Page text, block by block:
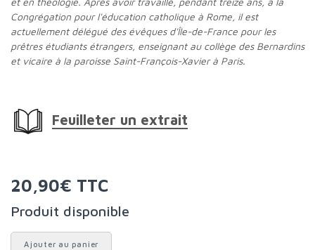
Congrégation pour l'éducation catholique à Rome, il est
actuellement délégué des évêques d'Île-de-France pour les
prêtres étudiants étrangers, enseignant au collège des Bernardins
et vicaire à la paroisse Saint-François-Xavier à Paris.
Feuilleter un extrait
20,90€ TTC
Produit disponible
Ajouter au panier